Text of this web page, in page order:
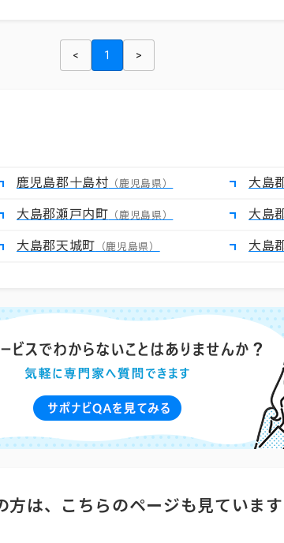
< 1 >
鹿児島郡十島村 （鹿児島県） 大島
大島郡瀬戸内町 （鹿児島県） 大島
大島郡天城町 （鹿児島県） 大島
方は、こちらのページも見ています